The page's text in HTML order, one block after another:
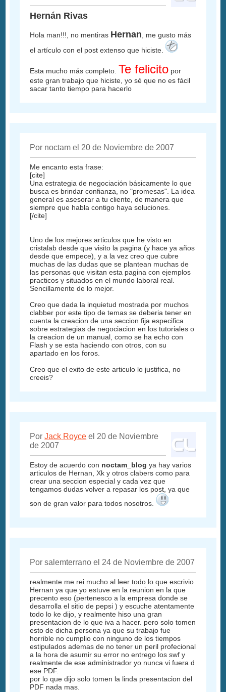
Hernán Rivas
Hola man!!!, no mentiras Hernan , me gusto más
el artículo con el post extenso que hiciste.
Esta mucho más completo. Te felicito por
este gran trabajo que hiciste, yo sé que no es fácil
sacar tanto tiempo para hacerlo
Por noctam el 20 de Noviembre de 2007
Me encanto esta frase:
[cite]
Una estrategia de negociación básicamente lo que
busca es brindar confianza, no "promesas". La idea
general es asesorar a tu cliente, de manera que
siempre que habla contigo haya soluciones.
[/cite]
Uno de los mejores articulos que he visto en
cristalab desde que visito la pagina (y hace ya años
desde que empece), y a la vez creo que cubre
muchas de las dudas que se plantean muchas de
las personas que visitan esta pagina con ejemplos
practicos y situados en el mundo laboral real.
Sencillamente de lo mejor.
Creo que dada la inquietud mostrada por muchos
clabber por este tipo de temas se deberia tener en
cuenta la creacion de una seccion fija especifica
sobre estrategias de negociacion en los tutoriales o
la creacion de un manual, como se ha echo con
Flash y se esta haciendo con otros, con su
apartado en los foros.
Creo que el exito de este articulo lo justifica, no
creeis?
PorJack Royce el 20 de Noviembre
de 2007
Estoy de acuerdo con noctam_blog ya hay varios
articulos de Hernan, Xk y otros clabers como para
crear una seccion especial y cada vez que
tengamos dudas volver a repasar los post, ya que
son de gran valor para todos nosotros.
Por salemterrano el 24 de Noviembre de 2007
realmente me rei mucho al leer todo lo que escrivio
Hernan ya que yo estuve en la reunion en la que
precento eso (pertenesco a la empresa donde se
desarrolla el sitio de pepsi ) y escuche atentamente
todo lo ke dijo, y realmente hiso una gran
presentacion de lo que iva a hacer. pero solo tomen
esto de dicha persona ya que su trabajo fue
horrible no cumplio con ninguno de los tiempos
estipulados ademas de no tener un peril profecional
a la hora de asumir su error no entrego los swf y
realmente de ese administrador yo nunca vi fuera d
ese PDF.
por lo que dijo solo tomen la linda presentacion del
PDF nada mas.